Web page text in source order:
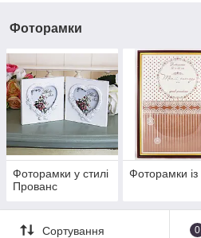
Фоторамки
Фоторамки у стилі
Прованс
Фоторамки
Сортування 0